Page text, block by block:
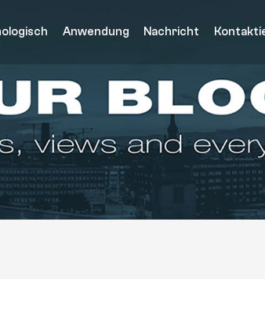
Anwendung Nachricht